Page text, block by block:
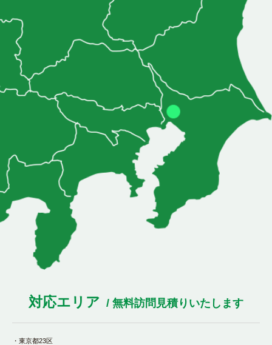
対応エリア / 無料訪問見積りいたします
・東京都23区